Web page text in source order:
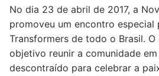
No dia 23 de abril de 2017, a
promoveu um encontro especial
Transformers de todo o Brasil.
objetivo reunir a comunidade
descontraído para celebrar a